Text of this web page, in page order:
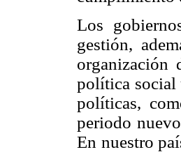
Los
gestión,
organización
política social
políticas,
periodo
En nuestro